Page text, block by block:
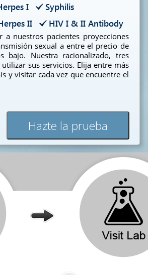
I
Syphilis
II HIV I & II Antibody
nuestros pacientes proyecciones
sexual a entre el precio de
Nuestra racionalizado, tres
sus servicios. Elija entre más
y visitar cada vez que encuentre el
Hazte la prueba